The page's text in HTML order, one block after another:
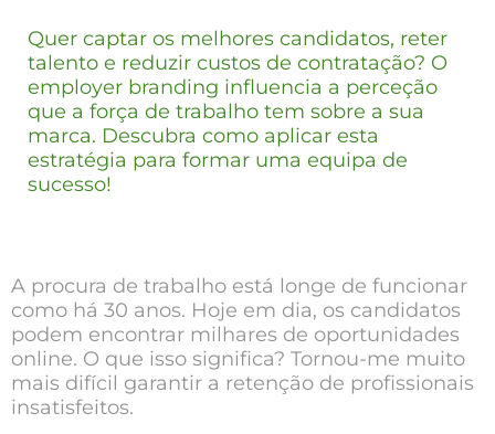
Quer captar os melhores candidatos, reter
talento e reduzir custos de contratação? O
employer branding influencia a perceção
que a força de trabalho tem sobre a sua
marca. Descubra como aplicar esta
estratégia para formar uma equipa de
sucesso!
A procura de trabalho está longe de funcionar
como há 30 anos. Hoje em dia, os candidatos
podem encontrar milhares de oportunidades
online. O que isso significa? Tornou-me muito
mais difícil garantir a retenção de profissionais
insatisfeitos.